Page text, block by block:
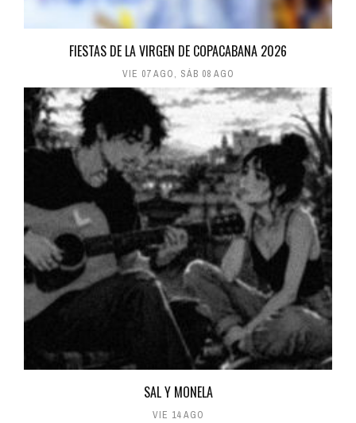
FIESTAS DE LA VIRGEN DE COPACABANA 2026
VIE 07 AGO, SÁB 08 AGO
SAL Y MONELA
VIE 14 AGO